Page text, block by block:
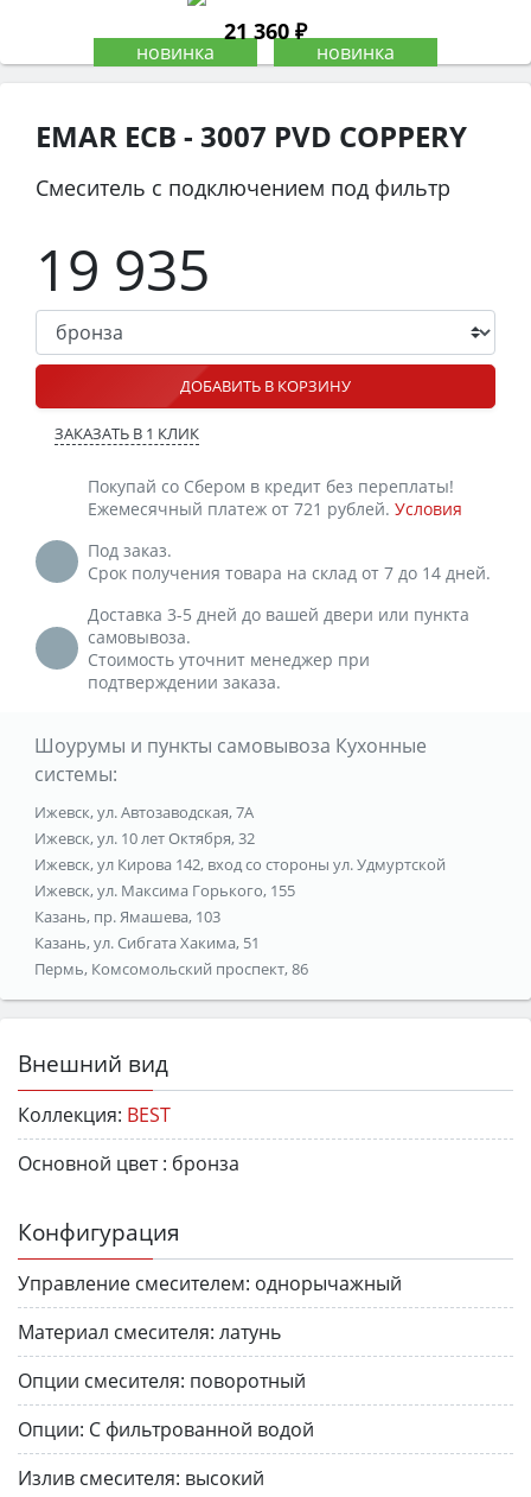
21 360 ₽
EMAR ECB - 3007 PVD COPPERY
Смеситель с подключением под фильтр
19 935
ДОБАВИТЬ В КОРЗИНУ
ЗАКАЗАТЬ В 1 КЛИК
Покупай со Сбером в кредит без переплаты!
Ежемесячный платеж от 721 рублей. Условия
Под заказ.
Срок получения товара на склад от 7 до 14 дней.
Доставка 3-5 дней до вашей двери или пункта
самовывоза.
Стоимость уточнит менеджер при
подтверждении заказа.
Шоурумы и пункты самовывоза Кухонные
системы:
Ижевск, ул. Автозаводская, 7А
Ижевск, ул. 10 лет Октября, 32
Ижевск, ул Кирова 142, вход со стороны ул. Удмуртской
Ижевск, ул. Максима Горького, 155
Казань, пр. Ямашева, 103
Казань, ул. Сибгата Хакима, 51
Пермь, Комсомольский проспект, 86
Внешний вид
Коллекция: BEST
Основной цвет : бронза
Конфигурация
Управление смесителем: однорычажный
Материал смесителя: латунь
Опции смесителя: поворотный
Опции: С фильтрованной водой
Излив смесителя: высокий